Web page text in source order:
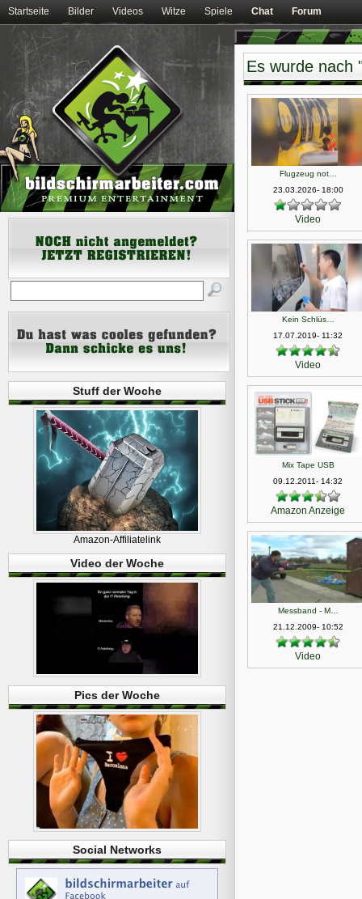
Startseite Bilder Videos Witze Spiele Chat Forum
Es wurde nach
Flugzeug not…
23.03.2026- 18:00
Video
Kein Schlüs…
17.07.2019- 11:32
Video
Mix Tape USB
09.12.2011- 14:32
Amazon Anzeige
Messband - M…
21.12.2009- 10:52
Video
Stuff der Woche
Amazon-Affiliatelink
Video der Woche
Pics der Woche
Social Networks